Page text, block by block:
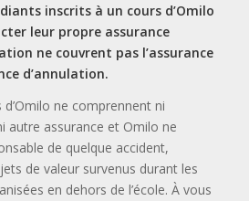
inscrits à un cours d’Omilo
leur propre assurance
ne couvrent pas l’assurance
d’annulation.
d’Omilo ne comprennent ni
autre assurance et Omilo ne
de quelque accident,
de valeur survenus durant les
en dehors de l’école. À vous